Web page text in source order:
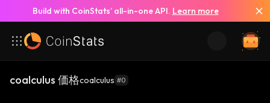
Build with CoinStats’ all-in-one API. Learn more
coalculus 価格coalculus #0